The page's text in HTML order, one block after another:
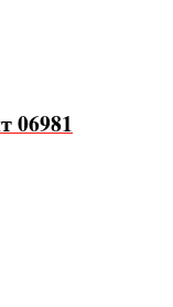
06981